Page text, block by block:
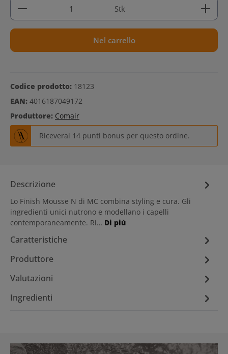
Quantità del prodotto: inserisci la quantità
Stk
Nel carrello
Codice prodotto: 18123
EAN: 4016187049172
Produttore: Comair
Riceverai 14 punti bonus per questo ordine.
Descrizione
Lo Finish Mousse N di MC combina styling e cura. Gli
ingredienti unici nutrono e modellano i capelli
contemporaneamente. Ri… Di più
Caratteristiche
Produttore
Valutazioni
Ingredienti